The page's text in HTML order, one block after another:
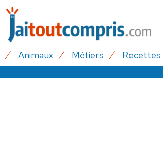
Animaux Métiers Recettes